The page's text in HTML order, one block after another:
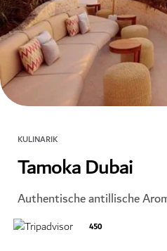
KULINARIK
Tamoka Dubai
Authentische antillische
450